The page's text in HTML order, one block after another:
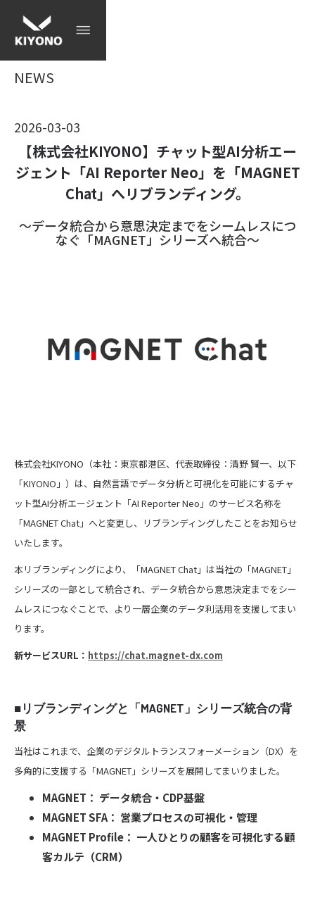
NEWS
2026-03-03
【株式会社KIYONO】チャット型AI分析エー
ジェント「AI Reporter Neo」を「MAGNET
Chat」へリブランディング。
〜データ統合から意思決定までをシームレスにつ
なぐ「MAGNET」シリーズへ統合〜
株式会社KIYONO（本社：東京都港区、代表取締役：清野 賢一、以下
「KIYONO」）は、自然言語でデータ分析と可視化を可能にするチャ
ット型AI分析エージェント「AI Reporter Neo」のサービス名称を
「MAGNET Chat」へと変更し、リブランディングしたことをお知らせ
いたします。
本リブランディングにより、「MAGNET Chat」は当社の「MAGNET」
シリーズの一部として統合され、データ統合から意思決定までをシー
ムレスにつなぐことで、より一層企業のデータ利活用を支援してまい
ります。
新サービスURL： https://chat.magnet-dx.com
■リブランディングと「MAGNET」シリーズ統合の背
景
当社はこれまで、企業のデジタルトランスフォーメーション（DX）を
多角的に支援する「MAGNET」シリーズを展開してまいりました。
MAGNET： データ統合・CDP基盤
MAGNET SFA： 営業プロセスの可視化・管理
MAGNET Profile： 一人ひとりの顧客を可視化する顧
客カルテ（CRM）